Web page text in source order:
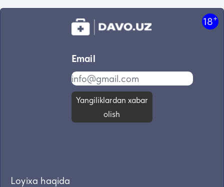
18+
Email
Yangiliklardan xabar
olish
Loyixa haqida